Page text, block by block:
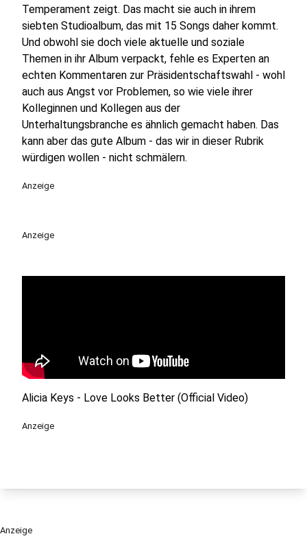
Temperament zeigt. Das macht sie auch in ihrem
siebten Studioalbum, das mit 15 Songs daher kommt.
Und obwohl sie doch viele aktuelle und soziale
Themen in ihr Album verpackt, fehle es Experten an
echten Kommentaren zur Präsidentschaftswahl - wohl
auch aus Angst vor Problemen, so wie viele ihrer
Kolleginnen und Kollegen aus der
Unterhaltungsbranche es ähnlich gemacht haben. Das
kann aber das gute Album - das wir in dieser Rubrik
würdigen wollen - nicht schmälern.
Anzeige
Anzeige
Alicia Keys - Love Looks Better (Official Video)
Anzeige
Anzeige